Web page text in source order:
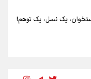
یک نسل، یک توهم!